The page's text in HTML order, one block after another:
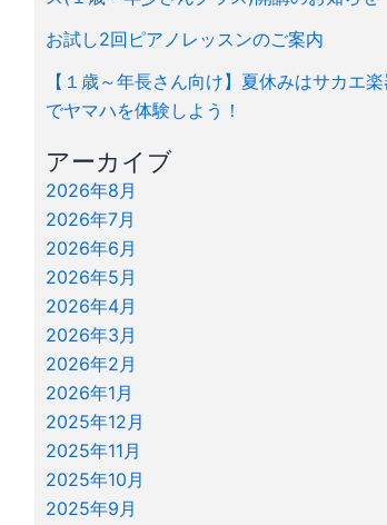
お試し2回ピアノレッスンのご案内
【１歳～年長さん向け】夏休みはサカエ楽
でヤマハを体験しよう！
アーカイブ
2026年8月
2026年7月
2026年6月
2026年5月
2026年4月
2026年3月
2026年2月
2026年1月
2025年12月
2025年11月
2025年10月
2025年9月